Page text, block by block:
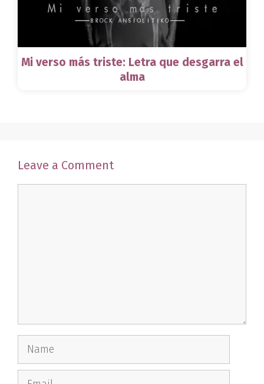
Mi verso más triste: Letra que desgarra el
alma
Leave a Comment
Name
Email